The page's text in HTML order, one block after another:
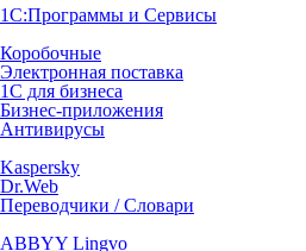
1С:Программы и Сервисы
Коробочные
Электронная поставка
1С для бизнеса
Бизнес-приложения
Антивирусы
Kaspersky
Dr.Web
Переводчики / Словари
ABBYY Lingvo